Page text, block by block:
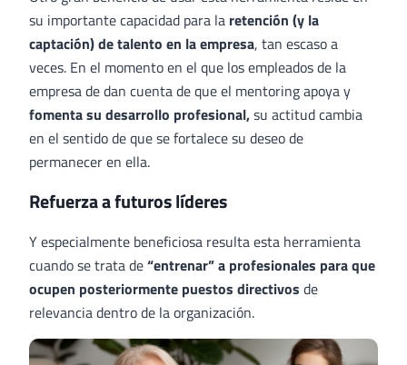
su importante capacidad para la retención (y la
captación) de talento en la empresa, tan escaso a
veces. En el momento en el que los empleados de la
empresa de dan cuenta de que el mentoring apoya y
fomenta su desarrollo profesional,su actitud cambia
en el sentido de que se fortalece su deseo de
permanecer en ella.
Refuerza a futuros líderes
Y especialmente beneficiosa resulta esta herramienta
cuando se trata de“entrenar” a profesionales para que
ocupen posteriormente puestos directivos de
relevancia dentro de la organización.